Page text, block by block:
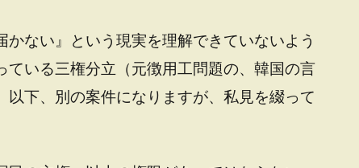
ない』という現実を理解できていないよう
いる三権分立（元徴用工問題の、韓国の言
下、別の案件になりますが、私見を綴って